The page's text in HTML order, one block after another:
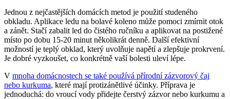
Jednou z nejčastějších domácích metod je použití studeného
obkladu. Aplikace ledu na bolavé koleno může pomoci zmírnit otok
a zánět. Stačí zabalit led do čistého ručníku a aplikovat na postižené
místo po dobu 15-20 minut několikrát denně. Další efektivní
možností je teplý obklad, který uvolňuje napětí a zlepšuje prokrvení.
Je dobré vyzkoušet, co konkrétně vaší bolesti uleví lépe.
V mnoha domácnostech se také používá přírodní zázvorový čaj
nebo kurkuma, které mají protizánětlivé účinky. Příprava je
jednoduchá: do vroucí vody přidejte čerstvý zázvor nebo kurkumu a